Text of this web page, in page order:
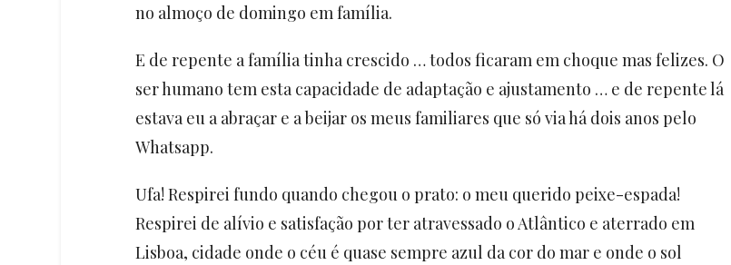
no almoço de domingo em família.
E de repente a família tinha crescido … todos ficaram em choque mas felizes. O
ser humano tem esta capacidade de adaptação e ajustamento … e de repente lá
estava eu a abraçar e a beijar os meus familiares que só via há dois anos pelo
Whatsapp.
Ufa! Respirei fundo quando chegou o prato: o meu querido peixe-espada!
Respirei de alívio e satisfação por ter atravessado o Atlântico e aterrado em
Lisboa, cidade onde o céu é quase sempre azul da cor do mar e onde o sol